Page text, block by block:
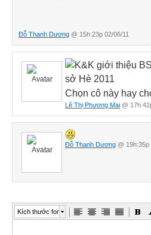
Đỗ Thanh Dương @ 15h:23p 02/06/11
Chọn cô này hay
Lê Thị Phương Mai @
Đỗ Thanh Dương @ 19h:35p
Kích thước font